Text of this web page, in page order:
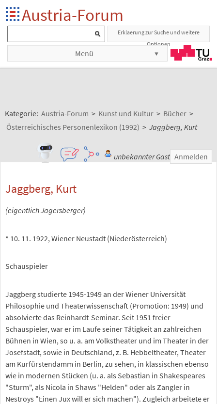
Austria-Forum
Erklaerung zur Suche und weitere
Optionen
Menü
Kategorie: Austria-Forum > Kunst und Kultur > Bücher >
Österreichisches Personenlexikon (1992) > Jaggberg, Kurt
unbekannter Gast Anmelden
Jaggberg, Kurt
(eigentlich Jagersberger)
* 10. 11. 1922, Wiener Neustadt (Niederösterreich)
Schauspieler
Jaggberg studierte 1945-1949 an der Wiener Universität
Philosophie und Theaterwissenschaft (Promotion: 1949) und
absolvierte das Reinhardt-Seminar. Seit 1951 freier
Schauspieler, war er im Laufe seiner Tätigkeit an zahlreichen
Bühnen in Wien, so u. a. am Volkstheater und im Theater in der
Josefstadt, sowie in Deutschland, z. B. Hebbeltheater, Theater
am Kurfürstendamm in Berlin, zu sehen, in klassischen ebenso
wie in modernen Stücken (u. a. als Sebastian in Shakespeares
"Sturm", als Nicola in Shaws "Helden" oder als Zangler in
Nestroys "Einen Jux will er sich machen"). Zugleich arbeitete er